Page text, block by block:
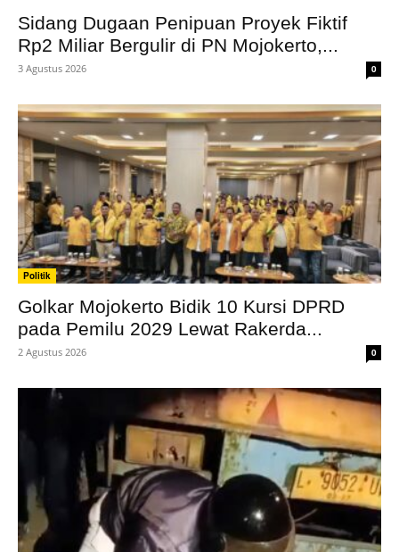
Sidang Dugaan Penipuan Proyek Fiktif
Rp2 Miliar Bergulir di PN Mojokerto,...
3 Agustus 2026 0
Politik
Golkar Mojokerto Bidik 10 Kursi DPRD
pada Pemilu 2029 Lewat Rakerda...
2 Agustus 2026 0